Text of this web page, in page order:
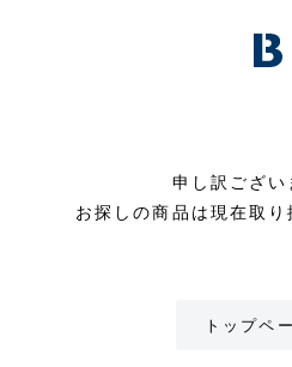
申し訳ござい
お探しの商品は現在取り
トップペ